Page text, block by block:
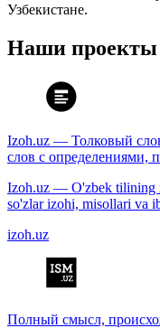
Узбекистане.
Наши проекты
Izoh.uz — Толковый
слов с определениями,
Izoh.uz — O'zbek tilining
so'zlar izohi, misollari va
izoh.uz
Полный смысл,